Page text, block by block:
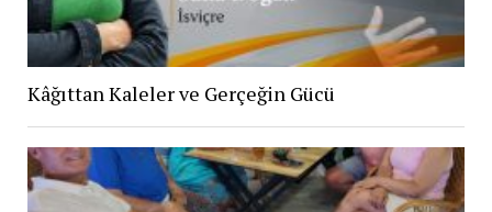
Kâğıttan Kaleler ve Gerçeğin Gücü